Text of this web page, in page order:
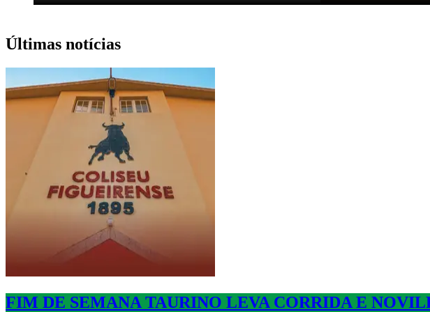
Últimas notícias
FIM DE SEMANA TAURINO LEVA CORRIDA E